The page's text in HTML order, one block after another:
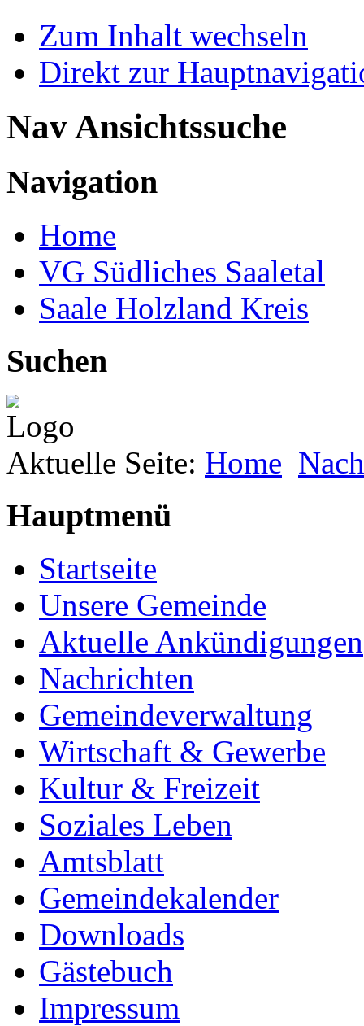
Zum Inhalt wechseln
Direkt zur
Nav Ansichtssuche
Navigation
Home
VG Südliches Saaletal
Saale Holzland Kreis
Suchen
Aktuelle Seite: Home
Hauptmenü
Startseite
Unsere Gemeinde
Aktuelle Ankündigungen
Nachrichten
Gemeindeverwaltung
Wirtschaft & Gewerbe
Kultur & Freizeit
Soziales Leben
Amtsblatt
Gemeindekalender
Downloads
Gästebuch
Impressum